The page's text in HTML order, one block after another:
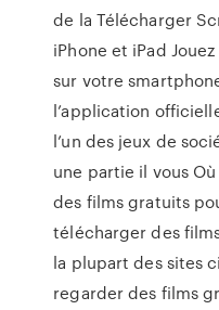
de la Télécharger
iPhone et iPad
sur votre
l’application
l’un des jeux de
une partie il vous
des films gratuits
télécharger des
la plupart des sites
regarder des films